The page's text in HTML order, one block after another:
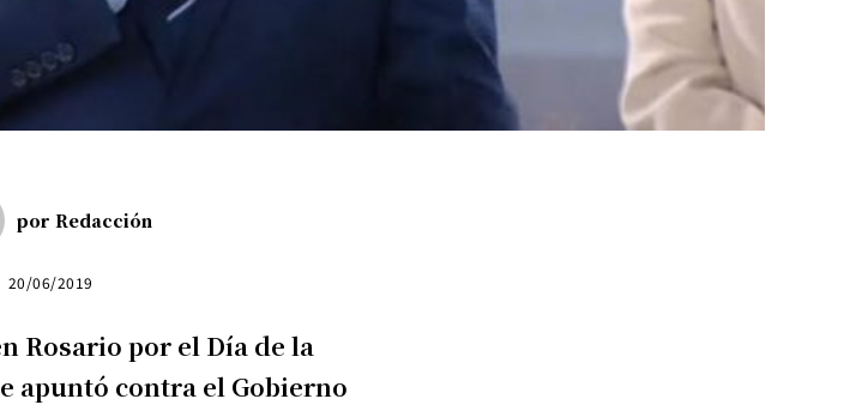
por Redacción
20/06/2019
Rosario por el Día de la
apuntó contra el Gobierno